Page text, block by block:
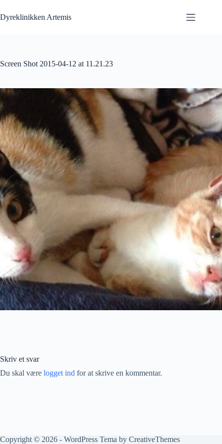
til
indhold
Dyreklinikken Artemis
Screen Shot 2015-04-12 at 11.21.23
Skriv et svar
Du skal være logget ind for at skrive en kommentar.
Copyright © 2026 - WordPress Tema by CreativeThemes